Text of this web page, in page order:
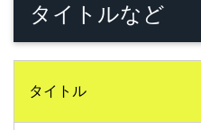
タイトルなど
タイトル